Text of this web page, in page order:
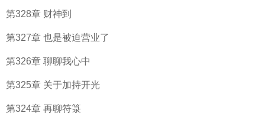
第328章 财神到
第327章 也是被迫营业了
第326章 聊聊我心中
第325章 关于加持开光
第324章 再聊符箓